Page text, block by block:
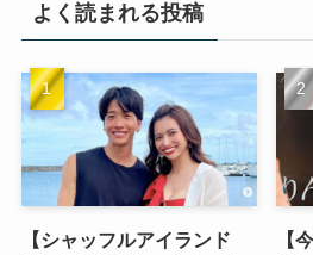
よく読まれる投稿
【シャッフルアイランド
【